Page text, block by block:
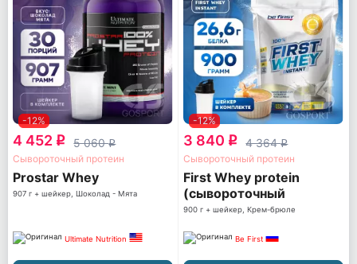
-12%
4 452 q 5 060q
Сывороточный протеин
Prostar Whey
907 г + шейкер, Шоколад - Мята
Ultimate Nutrition
-12%
3 840 q 4 364q
Сывороточный протеин
First Whey protein
(сывороточный
протеин)
900 г + шейкер, Крем-брюле
Be First